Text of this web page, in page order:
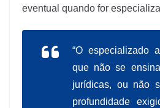
eventual quando for
“O especializado
que não se
jurídicas, ou não
profundidade